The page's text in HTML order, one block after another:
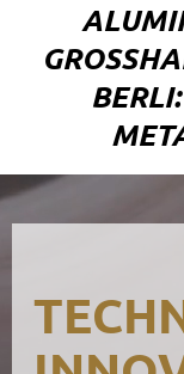
ERLI: